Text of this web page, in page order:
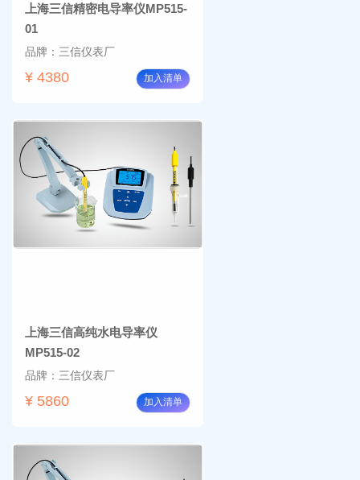
上海三信精密电导率仪MP515-
01
品牌：三信仪表厂
¥ 4380 加入清单
上海三信高纯水电导率仪
MP515-02
品牌：三信仪表厂
¥ 5860 加入清单